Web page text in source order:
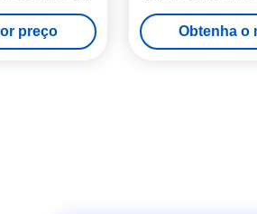
PE/PP/PPR
preço
600 mm com
Obtenha o